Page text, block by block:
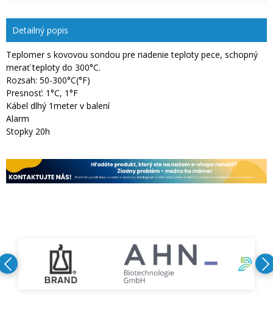
Detailný popis
Teplomer s kovovou sondou pre riadenie teploty pece, schopný
merať teploty do 300°C.
Rozsah: 50-300°C(°F)
Presnosť: 1°C, 1°F
Kábel dlhý 1meter v balení
Alarm
Stopky 20h